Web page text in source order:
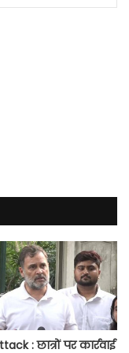
: छात्रों पर कार्रवाई